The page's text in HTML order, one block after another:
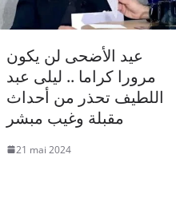
عيد الأضحى لن يكون
مرورا كراما .. ليلى عبد
اللطيف تحذر من أحداث
مقبلة وغيب مبشر
21 mai 2024